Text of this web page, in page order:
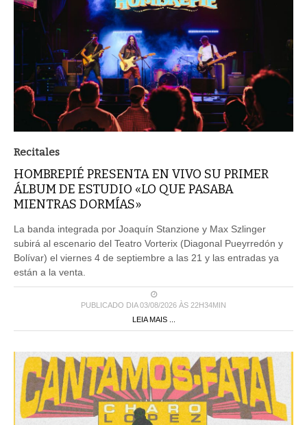
Recitales
HOMBREPIÉ PRESENTA EN VIVO SU PRIMER
ÁLBUM DE ESTUDIO «LO QUE PASABA
MIENTRAS DORMÍAS»
La banda integrada por Joaquín Stanzione y Max Szlinger
subirá al escenario del Teatro Vorterix (Diagonal Pueyrredón y
Bolívar) el viernes 4 de septiembre a las 21 y las entradas ya
están a la venta.
PUBLICADO DIA 03/08/2026 ÀS 22H34MIN
LEIA MAIS ...